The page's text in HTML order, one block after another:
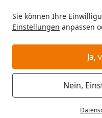
Sie können Ihre
Einstellungen anpassen
Ja,
Nein,
Aquaristik
Wasseraufbereiter fürs
praktisches Zubehör,